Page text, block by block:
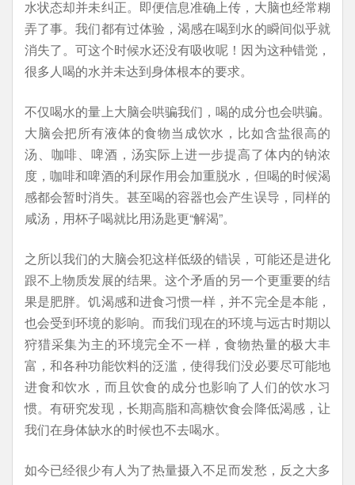
水状态却并未纠正。即便信息准确上传，大脑也经常糊
弄了事。我们都有过体验，渴感在喝到水的瞬间似乎就
消失了。可这个时候水还没有吸收呢！因为这种错觉，
很多人喝的水并未达到身体根本的要求。
不仅喝水的量上大脑会哄骗我们，喝的成分也会哄骗。
大脑会把所有液体的食物当成饮水，比如含盐很高的
汤、咖啡、啤酒，汤实际上进一步提高了体内的钠浓
度，咖啡和啤酒的利尿作用会加重脱水，但喝的时候渴
感都会暂时消失。甚至喝的容器也会产生误导，同样的
咸汤，用杯子喝就比用汤匙更“解渴”。
之所以我们的大脑会犯这样低级的错误，可能还是进化
跟不上物质发展的结果。这个矛盾的另一个更重要的结
果是肥胖。饥渴感和进食习惯一样，并不完全是本能，
也会受到环境的影响。而我们现在的环境与远古时期以
狩猎采集为主的环境完全不一样，食物热量的极大丰
富，和各种功能饮料的泛滥，使得我们没必要尽可能地
进食和饮水，而且饮食的成分也影响了人们的饮水习
惯。有研究发现，长期高脂和高糖饮食会降低渴感，让
我们在身体缺水的时候也不去喝水。
如今已经很少有人为了热量摄入不足而发愁，反之大多